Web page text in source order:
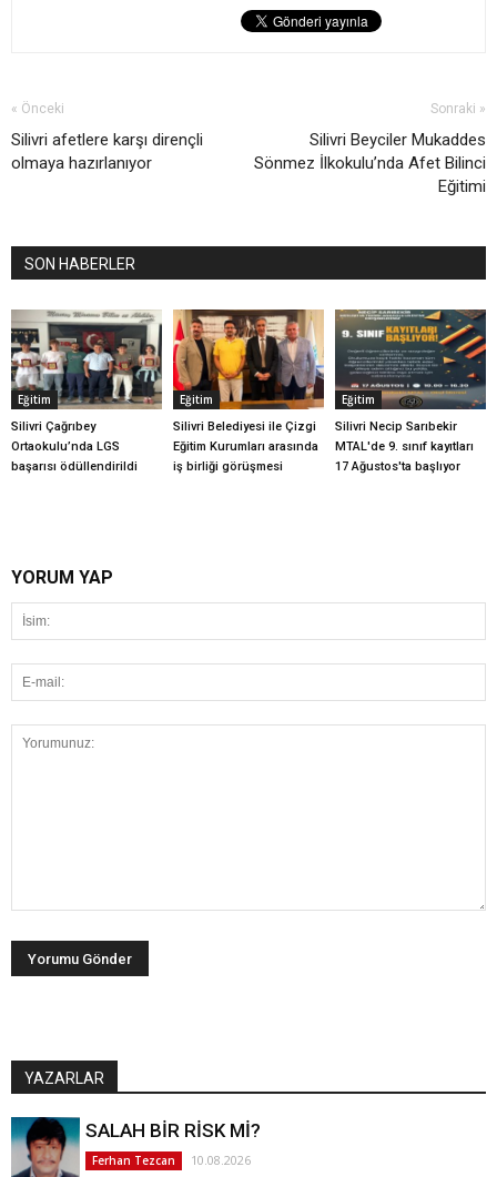
« Önceki
Silivri afetlere karşı dirençli
olmaya hazırlanıyor
Sonraki »
Silivri Beyciler Mukaddes
Sönmez İlkokulu’nda Afet Bilinci
Eğitimi
SON HABERLER
Eğitim
Silivri Çağrıbey
Ortaokulu’nda LGS
başarısı ödüllendirildi
Eğitim
Silivri Belediyesi ile Çizgi
Eğitim Kurumları arasında
iş birliği görüşmesi
Eğitim
Silivri Necip Sarıbekir
MTAL'de 9. sınıf kayıtları
17 Ağustos'ta başlıyor
YORUM YAP
YAZARLAR
SALAH BİR RİSK Mİ?
Ferhan Tezcan 10.08.2026